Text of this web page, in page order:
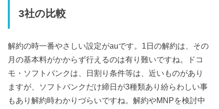
3社の比較
解約の時一番やさしい設定がauです。1日の解約は、その
月の基本料がかからず行えるのは有り難いですね。ドコ
モ・ソフトバンクは、日割り条件等は、近いものがあり
ますが、ソフトバンクだけ締日が3種類あり紛らわしい事
もあり解約時わかりづらいですね。解約やMNPを検討中